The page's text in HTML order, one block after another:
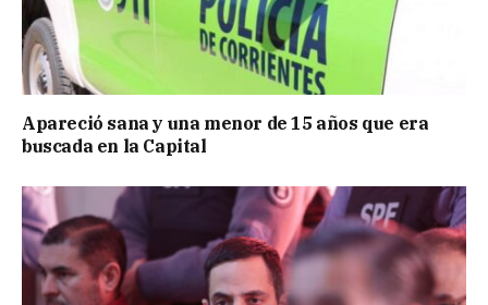
Apareció sana y una menor de 15 años que era
buscada en la Capital